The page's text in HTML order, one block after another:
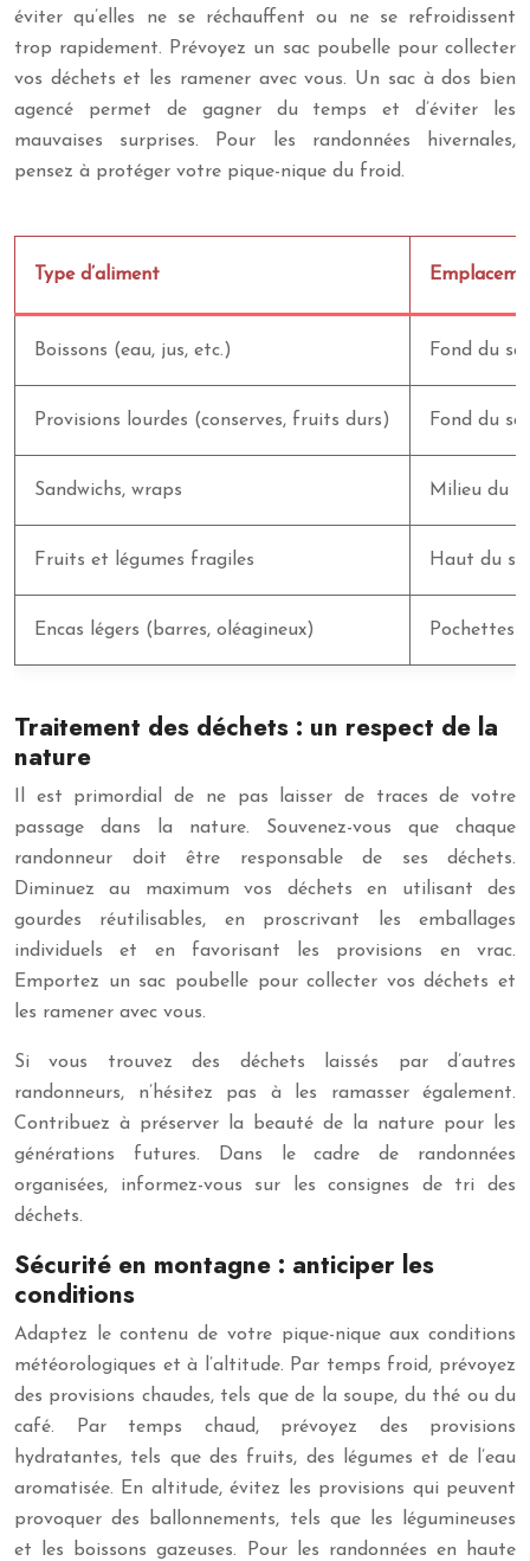
éviter qu’elles ne se réchauffent ou ne se refroidissent
trop rapidement. Prévoyez un sac poubelle pour collecter
vos déchets et les ramener avec vous. Un sac à dos bien
agencé permet de gagner du temps et d’éviter les
mauvaises surprises. Pour les randonnées hivernales,
pensez à protéger votre pique-nique du froid.
Type d’aliment
Boissons (eau, jus, etc.) Fond du
Provisions lourdes (conserves, fruits durs) Fond du
Sandwichs, wraps Milieu du
Fruits et légumes fragiles Haut du
Encas légers (barres, oléagineux) Pochettes
Traitement des déchets : un respect de la
nature
Il est primordial de ne pas laisser de traces de votre
passage dans la nature. Souvenez-vous que chaque
randonneur doit être responsable de ses déchets.
Diminuez au maximum vos déchets en utilisant des
gourdes réutilisables, en proscrivant les emballages
individuels et en favorisant les provisions en vrac.
Emportez un sac poubelle pour collecter vos déchets et
les ramener avec vous.
Si vous trouvez des déchets laissés par d’autres
randonneurs, n’hésitez pas à les ramasser également.
Contribuez à préserver la beauté de la nature pour les
générations futures. Dans le cadre de randonnées
organisées, informez-vous sur les consignes de tri des
déchets.
Sécurité en montagne : anticiper les
conditions
Adaptez le contenu de votre pique-nique aux conditions
météorologiques et à l’altitude. Par temps froid, prévoyez
des provisions chaudes, tels que de la soupe, du thé ou du
café. Par temps chaud, prévoyez des provisions
hydratantes, tels que des fruits, des légumes et de l’eau
aromatisée. En altitude, évitez les provisions qui peuvent
provoquer des ballonnements, tels que les légumineuses
et les boissons gazeuses. Pour les randonnées en haute